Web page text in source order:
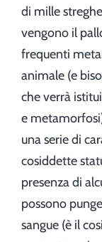
di mille
vengono il
frequenti
animale (e
che verrà
e
una serie di
cosiddette
presenza di
possono
sangue (è il